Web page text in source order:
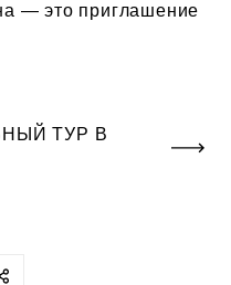
— это приглашение
ТУР В